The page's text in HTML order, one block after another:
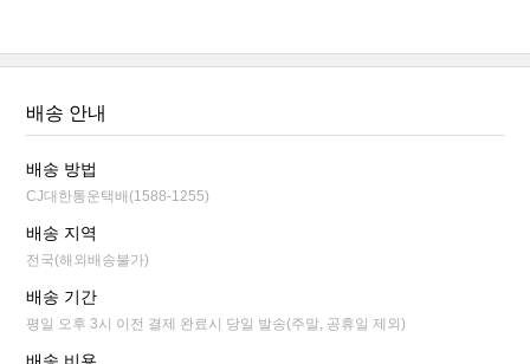
배송 안내
배송 방법
CJ대한통운택배(1588-1255)
배송 지역
전국(해외배송불가)
배송 기간
평일 오후 3시 이전 결제 완료시 당일 발송(주말, 공휴일 제외)